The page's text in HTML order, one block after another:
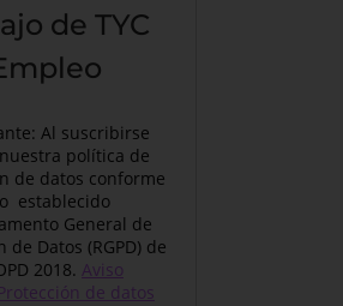
de TYC
Al suscribirse
política de
de datos conforme
establecido
General de
de Datos (RGPD) de
2018. Aviso
Protección de datos